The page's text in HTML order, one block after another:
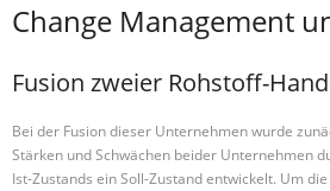
Change Management
Fusion zweier Rohstoff-
Bei der Fusion dieser Unternehmen wurde
Stärken und Schwächen beider Unternehmen
Ist-Zustands ein Soll-Zustand entwickelt. Um